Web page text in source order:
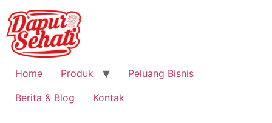
Home Produk
Peluang Bisnis
Berita & Blog
Kontak